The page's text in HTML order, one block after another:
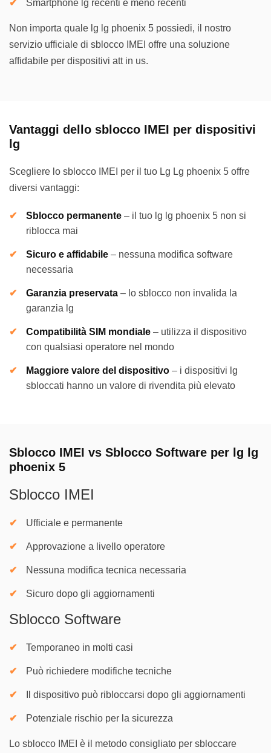
Smartphone lg recenti e meno recenti
Non importa quale lg lg phoenix 5 possiedi, il nostro
servizio ufficiale di sblocco IMEI offre una soluzione
affidabile per dispositivi att in us.
Vantaggi dello sblocco IMEI per dispositivi
lg
Scegliere lo sblocco IMEI per il tuo Lg Lg phoenix 5 offre
diversi vantaggi:
Sblocco permanente – il tuo lg lg phoenix 5 non si
riblocca mai
Sicuro e affidabile – nessuna modifica software
necessaria
Garanzia preservata – lo sblocco non invalida la
garanzia lg
Compatibilità SIM mondiale – utilizza il dispositivo
con qualsiasi operatore nel mondo
Maggiore valore del dispositivo – i dispositivi lg
sbloccati hanno un valore di rivendita più elevato
Sblocco IMEI vs Sblocco Software per lg lg
phoenix 5
Sblocco IMEI
Ufficiale e permanente
Approvazione a livello operatore
Nessuna modifica tecnica necessaria
Sicuro dopo gli aggiornamenti
Sblocco Software
Temporaneo in molti casi
Può richiedere modifiche tecniche
Il dispositivo può ribloccarsi dopo gli aggiornamenti
Potenziale rischio per la sicurezza
Lo sblocco IMEI è il metodo consigliato per sbloccare